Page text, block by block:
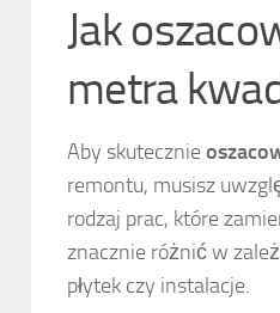
Jak
metra
Aby skutecznie
remontu, musisz
rodzaj prac, które
znacznie różnić w
płytek czy instalacje.